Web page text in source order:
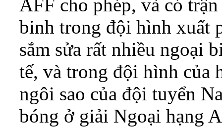
AFF cho phép, và có
binh trong đội hình xuất
sắm sửa rất nhiều ngoại
tế, và trong đội hình của
ngôi sao của đội tuyển
bóng ở giải Ngoại hạng